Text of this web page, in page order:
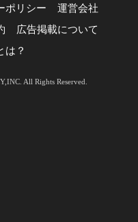
ポリシー
運営会社
広告掲載について
は？
All Rights Reserved.